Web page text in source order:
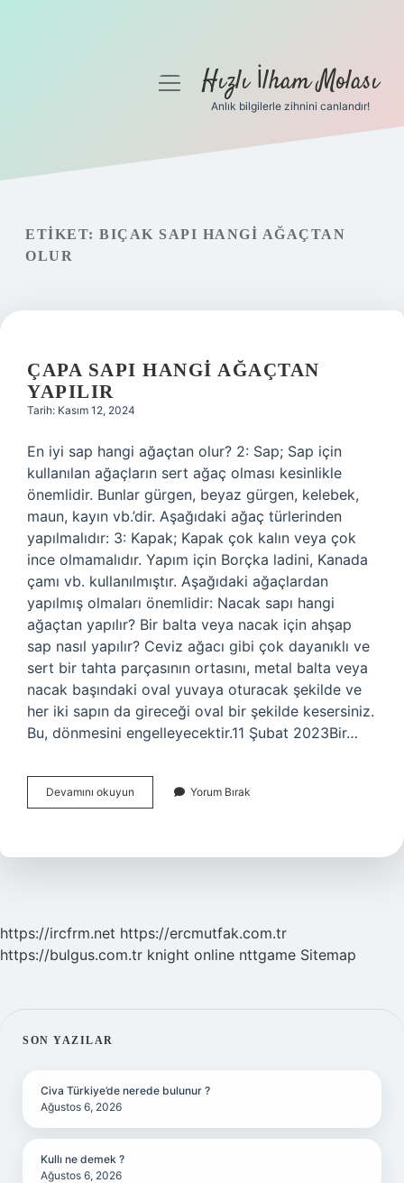
Gizlilik Politikası
Hakkımızda
menüyüHızlı İlham Molası
Anlık bilgilerle zihnini canlandır!
ETIKET: BIÇAK SAPI HANGI AĞAÇTAN
OLUR
ÇAPA SAPI HANGI AĞAÇTAN
YAPILIR
Tarih: Kasım 12, 2024
En iyi sap hangi ağaçtan olur? 2: Sap; Sap için
kullanılan ağaçların sert ağaç olması kesinlikle
önemlidir. Bunlar gürgen, beyaz gürgen, kelebek,
maun, kayın vb.’dir. Aşağıdaki ağaç türlerinden
yapılmalıdır: 3: Kapak; Kapak çok kalın veya çok
ince olmamalıdır. Yapım için Borçka ladini, Kanada
çamı vb. kullanılmıştır. Aşağıdaki ağaçlardan
yapılmış olmaları önemlidir: Nacak sapı hangi
ağaçtan yapılır? Bir balta veya nacak için ahşap
sap nasıl yapılır? Ceviz ağacı gibi çok dayanıklı ve
sert bir tahta parçasının ortasını, metal balta veya
nacak başındaki oval yuvaya oturacak şekilde ve
her iki sapın da gireceği oval bir şekilde kesersiniz.
Bu, dönmesini engelleyecektir.11 Şubat 2023Bir…
Devamını okuyun
Sapı
Yapılır
Yorum Bırak
https://ircfrm.net https://ercmutfak.com.tr
https://bulgus.com.tr knight online nttgame Sitemap
SIDEBAR
SON YAZILAR
Civa Türkiye’de nerede bulunur ?
Ağustos 6, 2026
Kullı ne demek ?
Ağustos 6, 2026